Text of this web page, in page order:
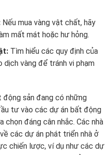
Nếu mua vàng vật chất, hãy
mất mát hoặc hư hỏng.
Tìm hiểu các quy định của
dịch vàng để tránh vi phạm
sản đang có những
tư vào các dự án bất động
chọn đáng cân nhắc. Các nhà
các dự án phát triển nhà ở
chiến lược, ví dụ như các dự